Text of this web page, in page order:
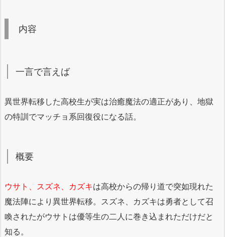
内容
一言で言えば
異世界転移した高校生が実は治癒魔法の適正があり、地獄
の特訓でマッチョ系回復役になる話。
概要
ウサト、スズネ、カズキは高校からの帰り道で突如現れた
魔法陣により異世界転移。スズネ、カズキは勇者として召
喚されたがウサトは優等生の二人に巻き込まれただけだと
知る。